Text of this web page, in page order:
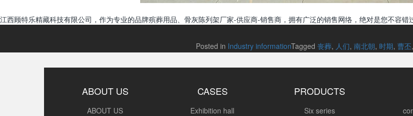
江西顾特乐精藏科技有限公司，作为专业的品牌殡葬用品、骨灰陈列架厂家-供应商-销售商，拥有广泛的销售网络，绝对是您不容错
Posted in Industry informationTagged 丧葬, 人们, 南北朝, 时期, 曹丕,
ABOUT US
ABOUT US
CASES
Exhibition hall
PRODUCTS
Six series